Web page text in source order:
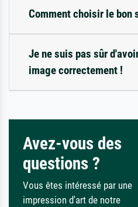
Comment choisir le bon
Je ne suis pas sûr
image correctement !
Avez-vous des
questions ?
Vous êtes intéressé par une
impression d'art de notre